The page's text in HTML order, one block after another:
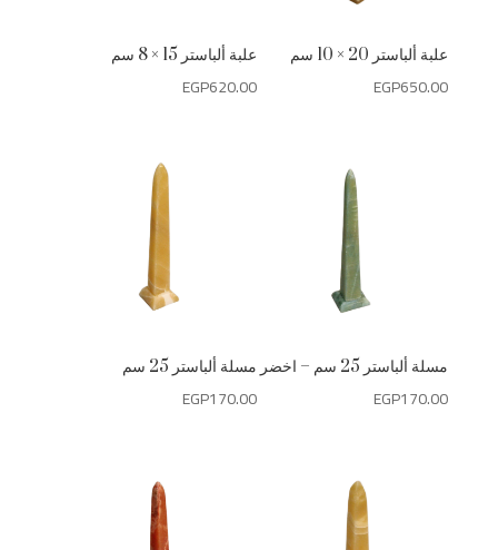
علبة ألباستر 15 × 8 سم
EGP620.00
علبة ألباستر 20 × 10 سم
EGP650.00
مسلة ألباستر 25 سم
EGP170.00
مسلة ألباستر 25 سم – اخضر
EGP170.00